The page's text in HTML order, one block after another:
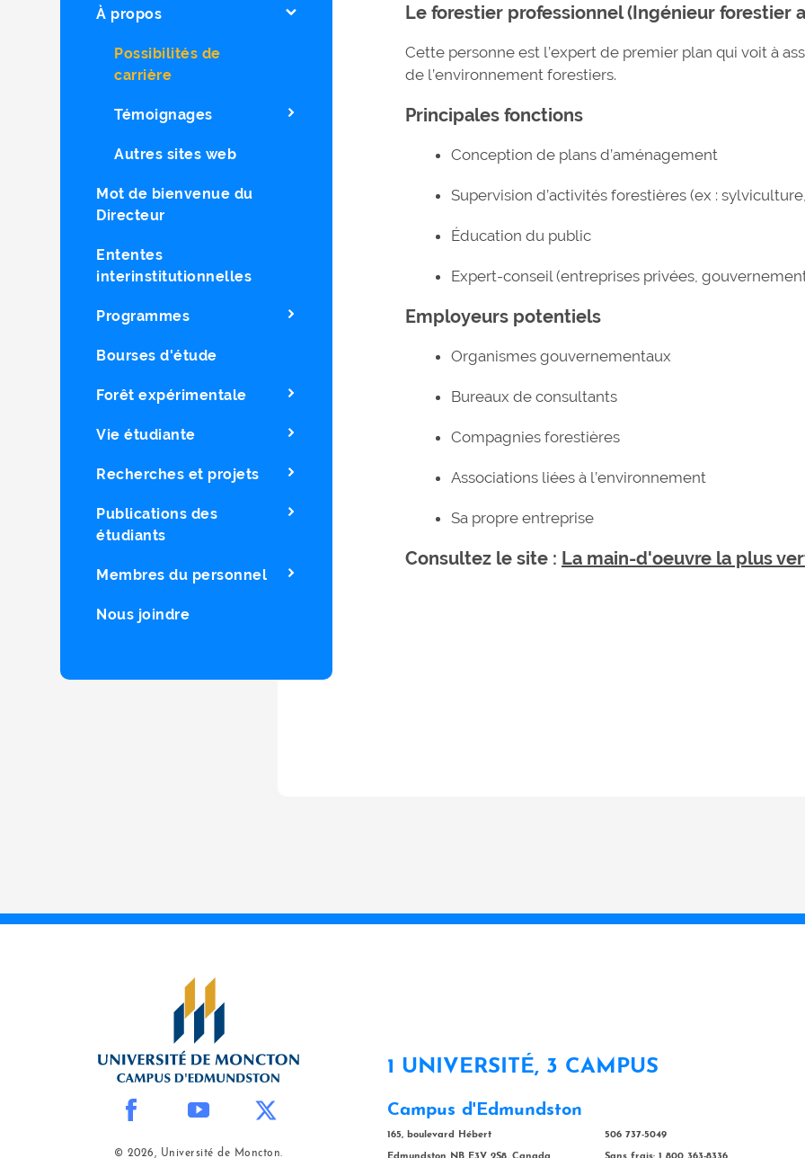
À propos
Possibilités de
carrière
Témoignages
Autres sites web
Mot de bienvenue du
Directeur
Ententes
interinstitutionnelles
Programmes
Bourses d'étude
Forêt expérimentale
Vie étudiante
Recherches et projets
Publications des
étudiants
Membres du personnel
Nous joindre
Le forestier professionnel (Ingénieur forestier
Cette personne est l’expert de premier plan qui voit à
de l’environnement forestiers.
Principales fonctions
Conception de plans d’aménagement
Supervision d’activités forestières (ex :
Éducation du public
Expert-conseil (entreprises privées,
Employeurs potentiels
Organismes gouvernementaux
Bureaux de consultants
Compagnies forestières
Associations liées à l’environnement
Sa propre entreprise
Consultez le site : La main-d'oeuvre la plus
© 2026, Université de Moncton.
1 UNIVERSITÉ, 3 CAMPUS
Campus d'Edmundston
165, boulevard Hébert 506 737-5049